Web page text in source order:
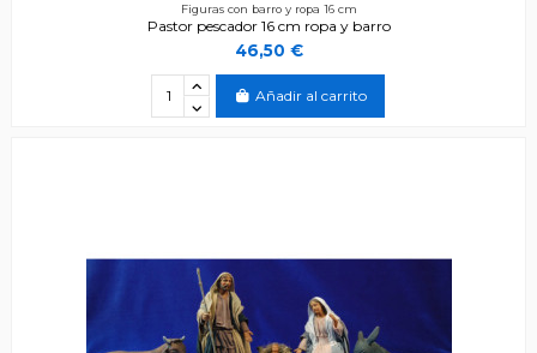
Figuras con barro y ropa 16 cm
Pastor pescador 16 cm ropa y barro
46,50 €
Añadir al carrito